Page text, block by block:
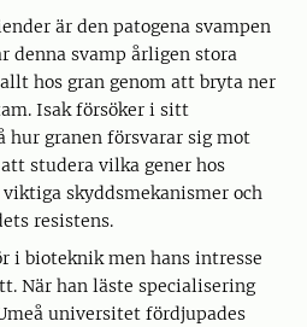
är den patogena svampen
denna svamp årligen stora
hos gran genom att bryta ner
Isak försöker i sitt
granen försvarar sig mot
studera vilka gener hos
skyddsmekanismer och
resistens.
i bioteknik men hans intresse
När han läste specialisering
universitet fördjupades